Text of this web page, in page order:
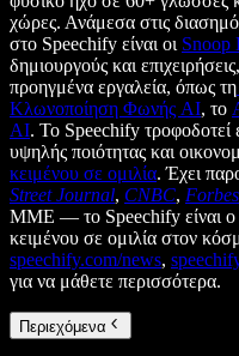
χώρες. Ανάμεσα στις
στο Speechify είναι οι Snoop
δημιουργούς και
προηγμένα εργαλεία, όπως τη
Κλωνοποίηση Φωνής AI, το
AI. Το Speechify τροφοδοτεί
υψηλής ποιότητας και
κειμένου σε ομιλία. Έχει
Street Journal, CNBC, Forbes
ΜΜΕ — το Speechify είναι ο
κειμένου σε ομιλία στον
speechify.com/news,
για να μάθετε περισσότερα.
Περιεχόμενα